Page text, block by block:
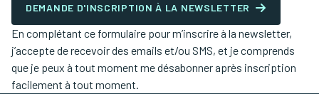
DEMANDE D'INSCRIPTION À LA NEWSLETTER
En complétant ce formulaire pour m’inscrire à la newsletter,
j’accepte de recevoir des emails et/ou SMS, et je comprends
que je peux à tout moment me désabonner après inscription
facilement à tout moment.